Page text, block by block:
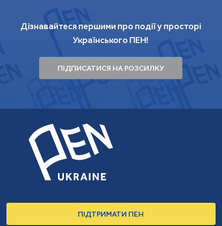
Дізнавайтеся першими про події у просторі
Українського ПЕН!
ПІДПИСАТИСЯ НА РОЗСИЛКУ
ПІДТРИМАТИ ПЕН